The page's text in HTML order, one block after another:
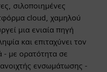
σιλοποιημένες
cloud, χαμηλού
μια ενιαία πηγή
και επιταχύνει τον
- με ορατότητα σε
ενσωμάτωσης -